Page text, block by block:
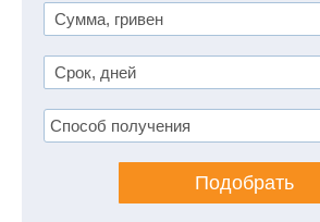
Подобрать